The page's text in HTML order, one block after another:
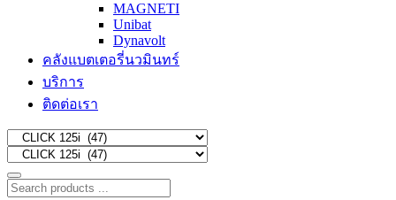
MAGNETI
Unibat
Dynavolt
คลังแบตเตอรี่นวมินทร์
บริการ
ติดต่อเรา